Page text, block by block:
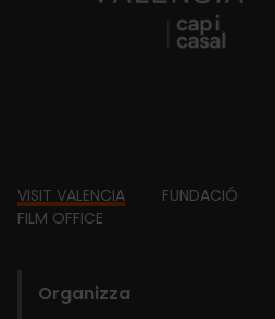
Footer
VISIT VALENCIA FUNDACIÓ
FILM OFFICE
Organizza